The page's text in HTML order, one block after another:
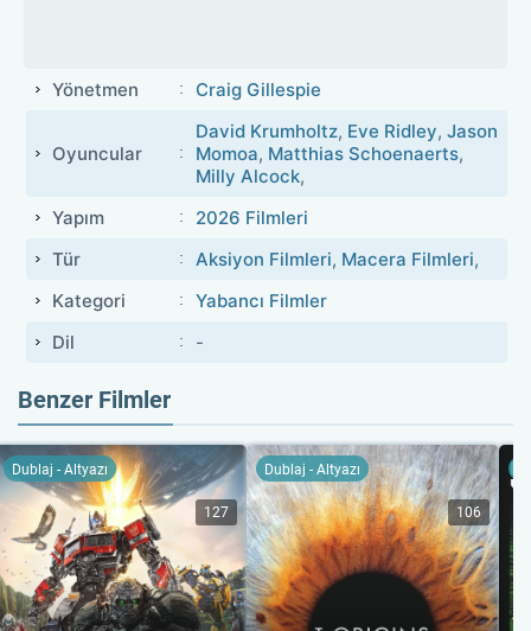
Yönetmen Craig Gillespie
Oyuncular
David Krumholtz, Eve Ridley, Jason
Momoa, Matthias Schoenaerts,
Milly Alcock,
Yapım
2026 Filmleri
Tür
Aksiyon Filmleri, Macera Filmleri,
Kategori
Yabancı Filmler
Dil
-
Benzer Filmler
Dublaj - Altyazı
127
Dublaj - Altyazı
106